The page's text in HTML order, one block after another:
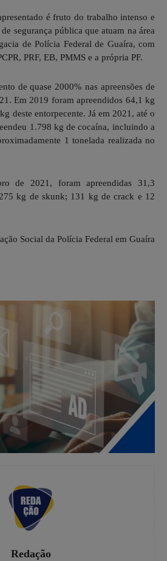
é fruto do trabalho intenso e
segurança pública que atuam na área
de Polícia Federal de Guaíra, com
PRF, EB, PMMS e a própria PF.
de quase 2000% nas apreensões de
Em 2019 foram apreendidos 64,1 kg
deste entorpecente. Já em 2021, até o
1.798 kg de cocaína, incluindo a
1 tonelada realizada no
de 2021, foram apreendidas 31,3
kg de skunk; 131 kg de crack e 12
Social da Polícia Federal em Guaíra
Redação